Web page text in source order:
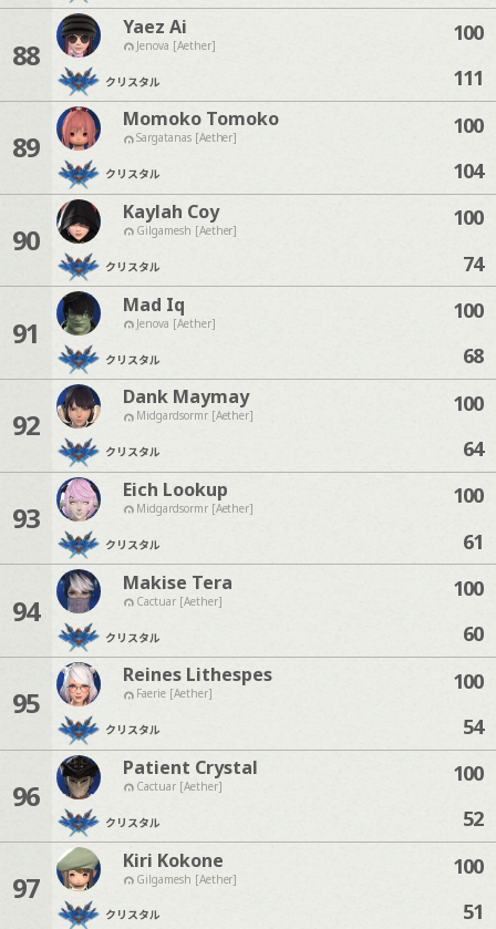
88
Yaez Ai
Jenova [Aether]
クリスタル
100
111
89
Momoko Tomoko
Sargatanas [Aether]
クリスタル
100
104
90
Kaylah Coy
Gilgamesh [Aether]
クリスタル
100
74
91
Mad Iq
Jenova [Aether]
クリスタル
100
68
92
Dank Maymay
Midgardsormr [Aether]
クリスタル
100
64
93
Eich Lookup
Midgardsormr [Aether]
クリスタル
100
61
94
Makise Tera
Cactuar [Aether]
クリスタル
100
60
95
Reines Lithespes
Faerie [Aether]
クリスタル
100
54
96
Patient Crystal
Cactuar [Aether]
クリスタル
100
52
97
Kiri Kokone
Gilgamesh [Aether]
クリスタル
100
51